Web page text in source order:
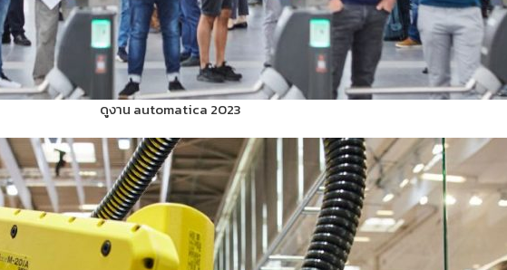
ดูงาน automatica 2023